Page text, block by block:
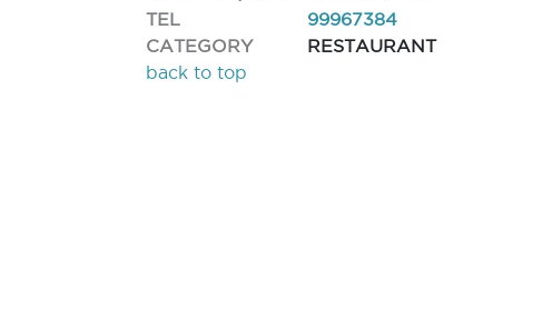
TEL
99967384
CATEGORY
RESTAURANT
back to top